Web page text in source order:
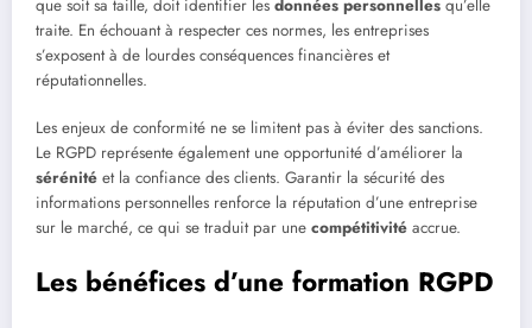
que soit sa taille, doit identifier les données personnelles qu’elle
traite. En échouant à respecter ces normes, les entreprises
s’exposent à de lourdes conséquences financières et
réputationnelles.
Les enjeux de conformité ne se limitent pas à éviter des sanctions.
Le RGPD représente également une opportunité d’améliorer la
sérénité et la confiance des clients. Garantir la sécurité des
informations personnelles renforce la réputation d’une entreprise
sur le marché, ce qui se traduit par une compétitivité accrue.
Les bénéfices d’une formation RGPD